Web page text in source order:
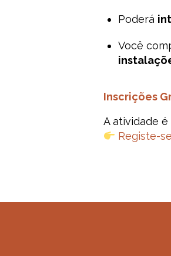
Poderá
Você
Inscrições
A atividade é
Registe-